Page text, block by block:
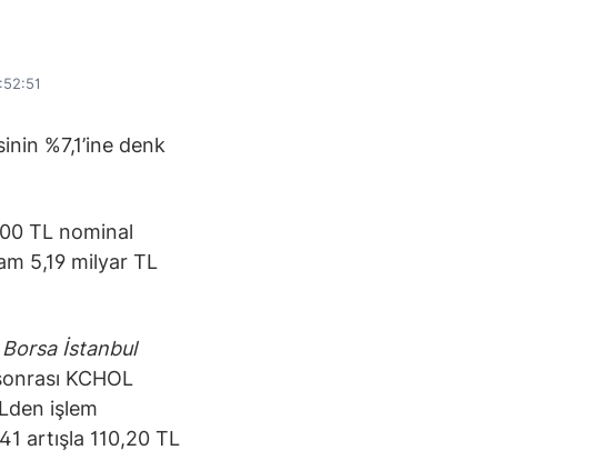
%7,1’ine denk
TL nominal
5,19 milyar TL
İstanbul
KCHOL
işlem
artışla 110,20 TL